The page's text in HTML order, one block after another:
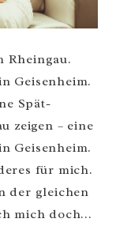
Rheingau.
Geisenheim.
Spät-
zeigen – eine
Geisenheim.
für mich.
der gleichen
mich doch...